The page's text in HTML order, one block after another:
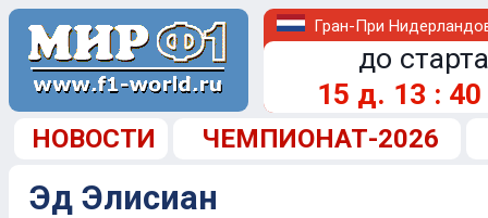
Гран-При
до
15 д. 13 : 40
НОВОСТИ ЧЕМПИОНАТ-2026
Эд Элисиан